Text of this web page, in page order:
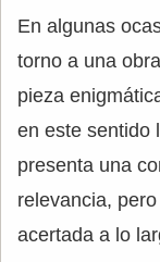
En algunas
torno a una
pieza
en este sentido
presenta una
relevancia,
acertada a lo